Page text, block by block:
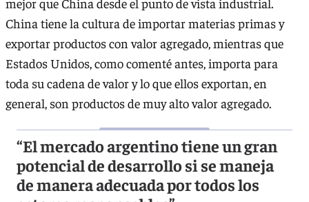
mejor que China desde el punto de vista industrial.
China tiene la cultura de importar materias primas y
exportar productos con valor agregado, mientras que
Estados Unidos, como comenté antes, importa para
toda su cadena de valor y lo que ellos exportan, en
general, son productos de muy alto valor agregado.
“El mercado argentino tiene un gran
potencial de desarrollo si se maneja
de manera adecuada por todos los